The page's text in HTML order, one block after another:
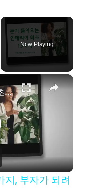
Now Playing
×
돈이 들어오는 화초 13가지, 부자가 되려면 키우세요!
지, 부자가 되려